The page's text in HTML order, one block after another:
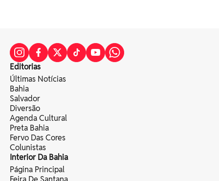
Editorias
Últimas Notícias
Bahia
Salvador
Diversão
Agenda Cultural
Preta Bahia
Fervo Das Cores
Colunistas
Interior Da Bahia
Página Principal